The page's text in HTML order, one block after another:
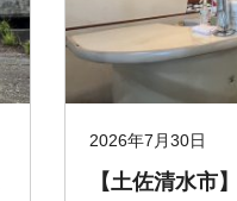
2026年7月30日
【土佐清水市